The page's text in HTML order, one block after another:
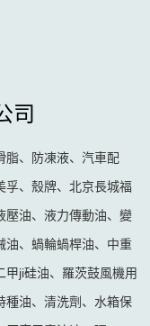
司
脂、防凍液、汽車配
孚、殼牌、北京長城福
壓油、液力傳動油、變
油、蝸輪蝸桿油、中重
甲ji硅油、羅茨鼓風機用
種油、清洗劑、水箱保